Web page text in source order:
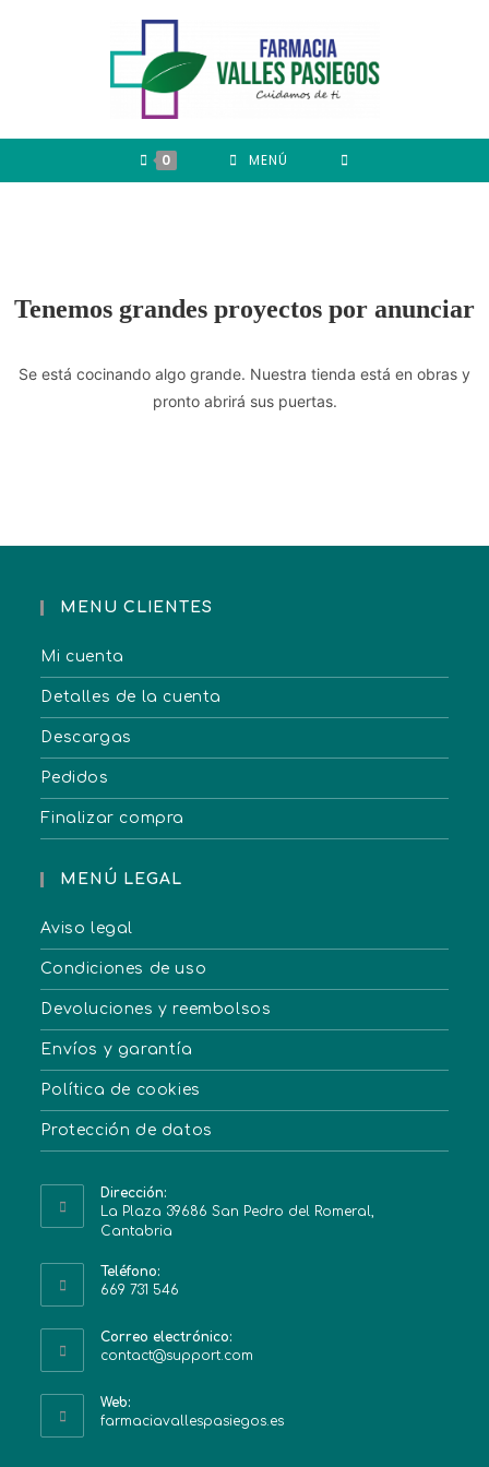
0 MENÚ
Tenemos grandes proyectos por anunciar
Se está cocinando algo grande. Nuestra tienda está en obras y
pronto abrirá sus puertas.
MENU CLIENTES
Mi cuenta
Detalles de la cuenta
Descargas
Pedidos
Finalizar compra
MENÚ LEGAL
Aviso legal
Condiciones de uso
Devoluciones y reembolsos
Envíos y garantía
Política de cookies
Protección de datos
Dirección:
La Plaza 39686 San Pedro del Romeral,
Cantabria
Teléfono:
669 731 546
Correo electrónico:
contact@support.com
Web:
farmaciavallespasiegos.es